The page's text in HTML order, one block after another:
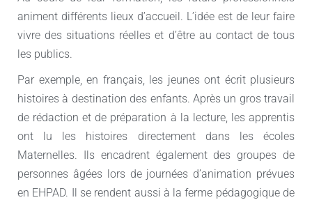
animent différents lieux d’accueil. L’idée est de leur faire
vivre des situations réelles et d’être au contact de tous
les publics.
Par exemple, en français, les jeunes ont écrit plusieurs
histoires à destination des enfants. Après un gros travail
de rédaction et de préparation à la lecture, les apprentis
ont lu les histoires directement dans les écoles
Maternelles. Ils encadrent également des groupes de
personnes âgées lors de journées d’animation prévues
en EHPAD. Il se rendent aussi à la ferme pédagogique de